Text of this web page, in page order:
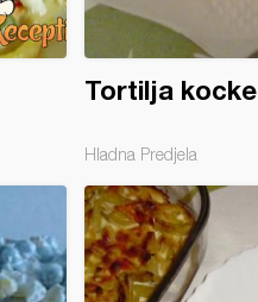
Tortilja kocke
Hladna Predjela